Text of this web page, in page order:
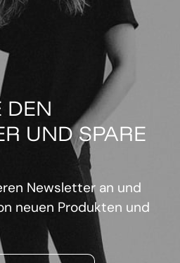
DEN
UND SPARE
Newsletter an und
neuen Produkten und